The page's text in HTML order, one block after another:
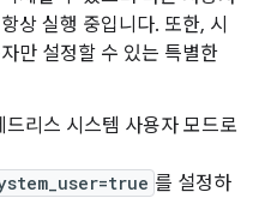
상 실행 중입니다. 또한, 시
만 설정할 수 있는 특별한
드리스 시스템 사용자 모드로
를 설정하